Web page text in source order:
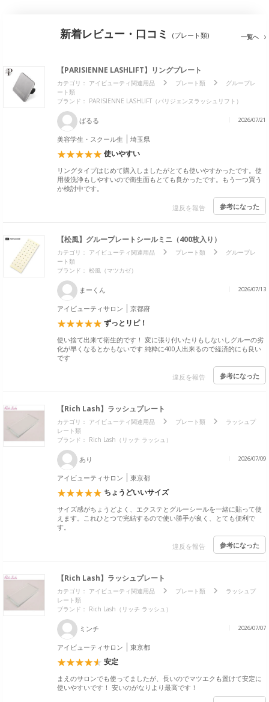
新着レビュー・口コミ (プレート類) 一覧へ
【PARISIENNE LASHLIFT】リングプレート
カテゴリ： アイビューティ関連用品 プレート類
グループレ
ート類
ブランド： PARISIENNE LASHLIFT（パリジェンヌラッシュリフト）
ばるる 2026/07/21
美容学生・スクール生 埼玉県
使いやすい
リングタイプはじめて購入しましたがとても使いやすかったです。使
用後洗浄もしやすいので衛生面もとても良かったです。もう一つ買う
か検討中です。
違反を報告 参考になった
【松風】グループレートシールミニ（400枚入り）
カテゴリ： アイビューティ関連用品 プレート類
グループレ
ート類
ブランド： 松風（マツカゼ）
まーくん 2026/07/13
アイビューティサロン 京都府
ずっとリピ！
使い捨て出来て衛生的です！ 変に張り付いたりもしないしグルーの劣
化が早くなるとかもないです 純粋に400人出来るので経済的にも良い
です
違反を報告 参考になった
【Rich Lash】ラッシュプレート
カテゴリ： アイビューティ関連用品 プレート類
ラッシュプ
レート類
ブランド： Rich Lash（リッチ ラッシュ）
あり 2026/07/09
アイビューティサロン 東京都
ちょうどいいサイズ
サイズ感がちょうどよく、エクステとグルーシールを一緒に貼って使
えます。これひとつで完結するので使い勝手が良く、とても便利で
す。
違反を報告 参考になった
【Rich Lash】ラッシュプレート
カテゴリ： アイビューティ関連用品 プレート類
ラッシュプ
レート類
ブランド： Rich Lash（リッチ ラッシュ）
ミンチ 2026/07/07
アイビューティサロン 東京都
安定
まえのサロンでも使ってましたが、長いのでマツエクも置けて安定に
使いやすいです！ 安いのがなりより最高です！